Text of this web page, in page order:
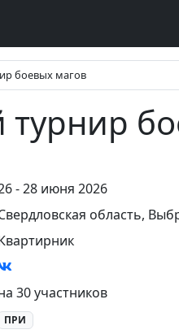
боевых магов
- 28 июня 2026
область,
30 участников
ПРИ